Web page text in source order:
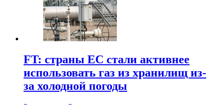
FT: страны ЕС стали активнее
использовать газ из хранилищ из-
за холодной погоды